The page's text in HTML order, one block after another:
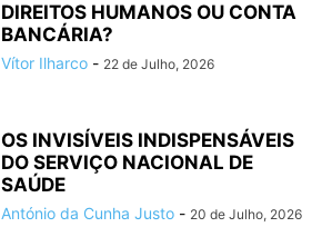
DIREITOS HUMANOS OU CONTA
BANCÁRIA?
Vítor Ilharco - 22 de Julho, 2026
OS INVISÍVEIS INDISPENSÁVEIS
DO SERVIÇO NACIONAL DE
SAÚDE
António da Cunha Justo - 20 de Julho, 2026